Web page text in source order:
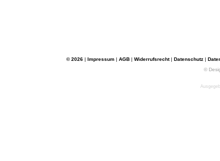
© 2026 | Impressum | AGB | Widerrufsrecht| Datenschutz |
©